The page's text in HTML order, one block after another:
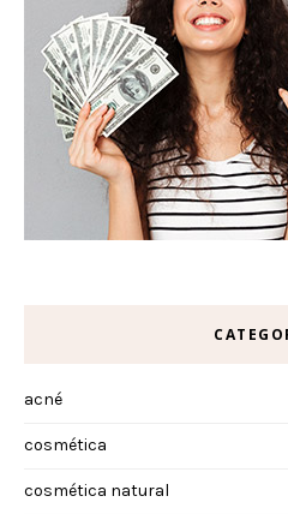
acné
cosmética
cosmética natural